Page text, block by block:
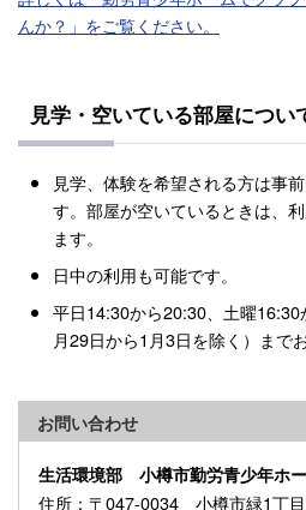
んか？」をご覧ください。
見学・空いている部屋につい
見学、体験を希望される方は事
す。部屋が空いているときは、
ます。
日中の利用も可能です。
平日14:30から20:30、土曜
月29日から1月3日を除く）まで
お問い合わせ
生活環境部 小樽市勤労青少年ホ
住所 ：〒047-0034 小樽市緑1丁